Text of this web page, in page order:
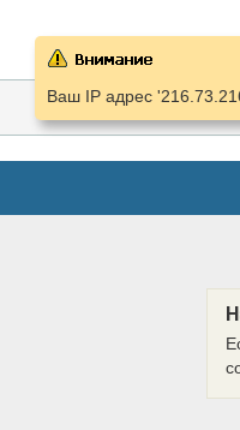
Ваш IP адрес